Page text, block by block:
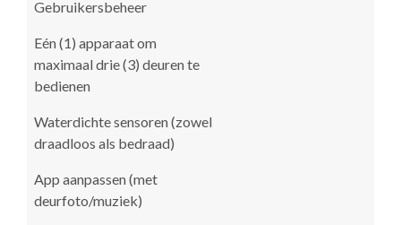
Gebruikersbeheer
Eén (1) apparaat om
maximaal drie (3) deuren te
bedienen
Waterdichte sensoren (zowel
draadloos als bedraad)
App aanpassen (met
deurfoto/muziek)